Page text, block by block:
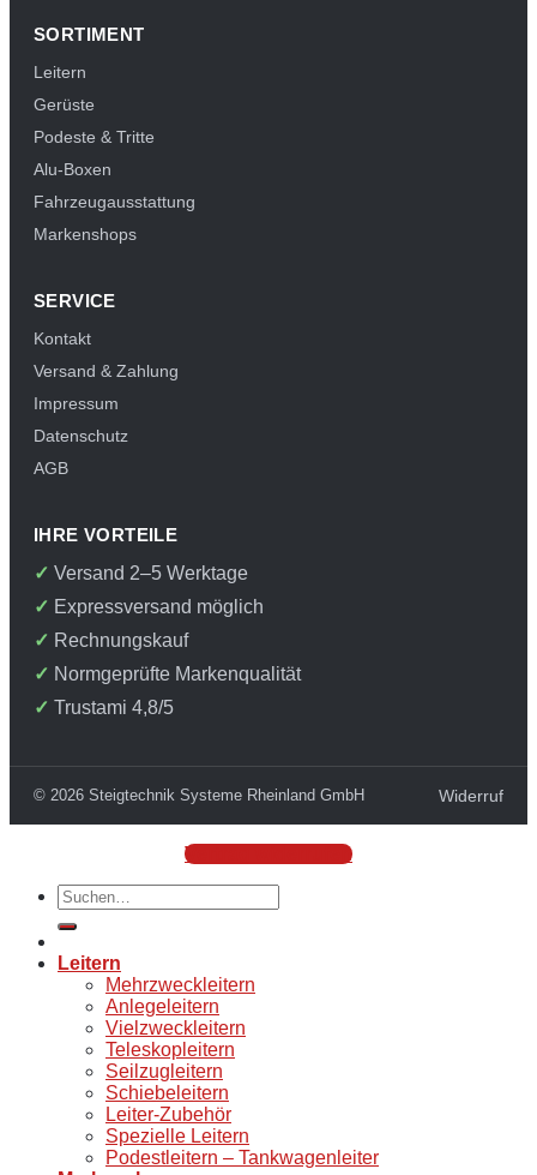
SORTIMENT
Leitern
Gerüste
Podeste & Tritte
Alu-Boxen
Fahrzeugausstattung
Markenshops
SERVICE
Kontakt
Versand & Zahlung
Impressum
Datenschutz
AGB
IHRE VORTEILE
Versand 2–5 Werktage
Expressversand möglich
Rechnungskauf
Normgeprüfte Markenqualität
Trustami 4,8/5
© 2026 Steigtechnik Systeme Rheinland GmbH Widerruf
Vertrag widerrufen
Suchen
nach:
Leitern
Mehrzweckleitern
Anlegeleitern
Vielzweckleitern
Teleskopleitern
Seilzugleitern
Schiebeleitern
Leiter-Zubehör
Spezielle Leitern
Podestleitern – Tankwagenleiter